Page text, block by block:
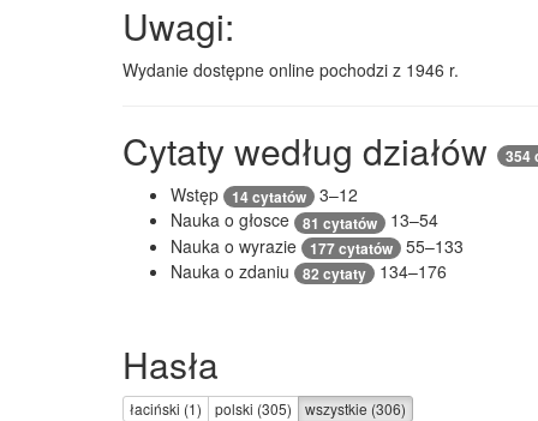
Uwagi:
Wydanie dostępne online pochodzi z 1946 r.
Cytaty według działów 354
Wstęp 14 cytatów
3–12
Nauka o głosce
81 cytatów
13–54
Nauka o wyrazie
177 cytatów
55–133
Nauka o zdaniu
82 cytaty 134–176
Hasła
łaciński (1) polski (305) wszystkie (306)